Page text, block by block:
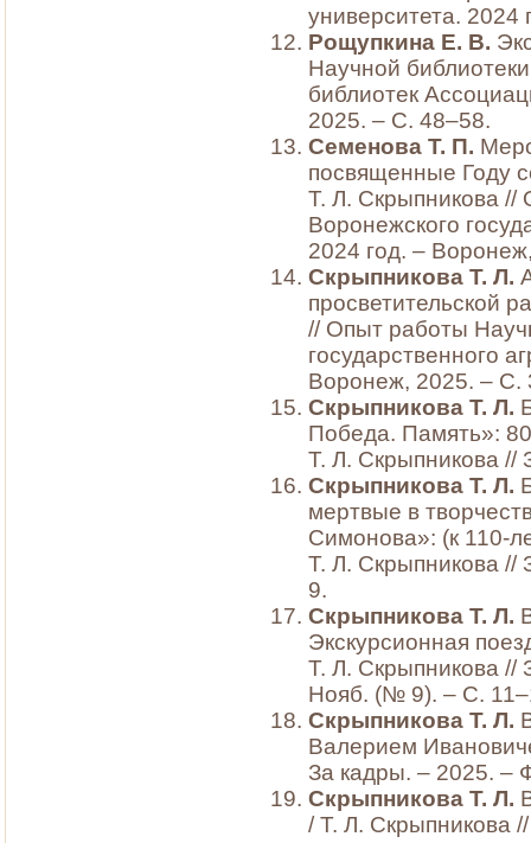
университета.
Рощупкина Е. В.
Научной
библиотек
2025. – С. 48–58.
Семенова Т. П.
посвященные Году
Т. Л. Скрыпникова //
Воронежского
2024 год. –
Скрыпникова Т. Л.
просветительской
// Опыт работы
государственного
Воронеж, 2025. – С.
Скрыпникова Т. Л.
Победа. Память»:
Т. Л. Скрыпникова
Скрыпникова Т. Л.
мертвые в
Симонова»: (к 110-
Т. Л. Скрыпникова //
9.
Скрыпникова Т. Л.
Экскурсионная
Т. Л. Скрыпникова //
Нояб. (№ 9). – С.
Скрыпникова Т. Л.
Валерием
За кадры. – 2025. –
Скрыпникова Т. Л.
/ Т. Л. Скрыпникова